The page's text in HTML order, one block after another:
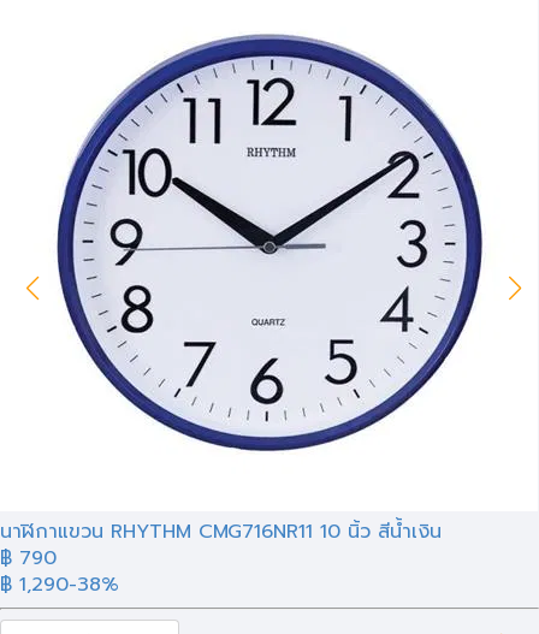
นาฬิกาแขวน RHYTHM CMG716NR11 10 นิ้ว สีน้ำเงิน
฿ 790
฿ 1,290-38%